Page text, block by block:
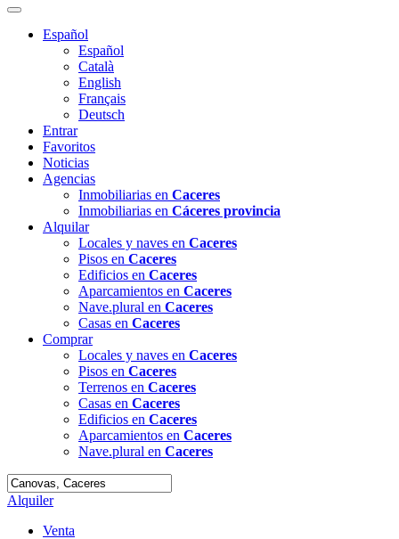
Español
Español
Català
English
Français
Deutsch
Entrar
Favoritos
Noticias
Agencias
Inmobiliarias en Caceres
Inmobiliarias en Cáceres provincia
Alquilar
Locales y naves en Caceres
Pisos en Caceres
Edificios en Caceres
Aparcamientos en Caceres
Nave.plural en Caceres
Casas en Caceres
Comprar
Locales y naves en Caceres
Pisos en Caceres
Terrenos en Caceres
Casas en Caceres
Edificios en Caceres
Aparcamientos en Caceres
Nave.plural en Caceres
Alquiler
Venta